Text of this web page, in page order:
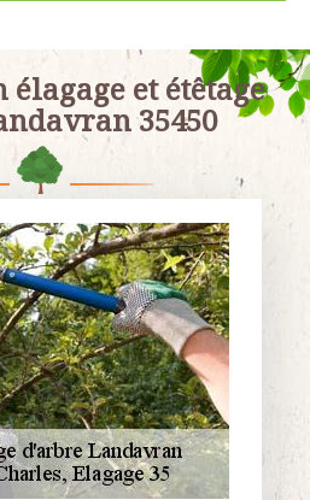
élagage et étêtage
35450